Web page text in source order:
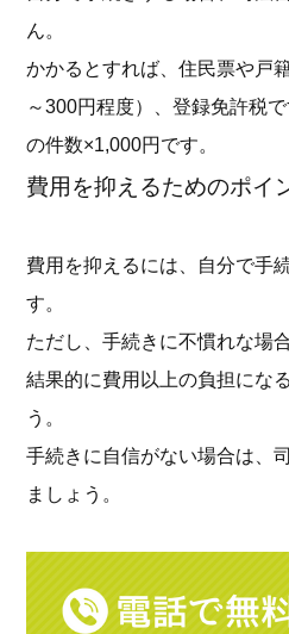
ん。
かかるとすれば、住民票や戸
～300円程度）、登録免許税
の件数×1,000円です。
費用を抑えるためのポイ
費用を抑えるには、自分で手
す。
ただし、手続きに不慣れな場
結果的に費用以上の負担にな
う。
手続きに自信がない場合は、
ましょう。